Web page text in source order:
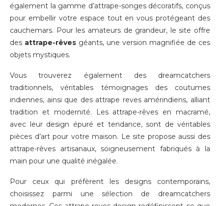
également la gamme d’attrape-songes décoratifs, conçus
pour embellir votre espace tout en vous protégeant des
cauchemars. Pour les amateurs de grandeur, le site offre
des attrape-rêves géants, une version magnifiée de ces
objets mystiques.
Vous trouverez également des dreamcatchers
traditionnels, véritables témoignages des coutumes
indiennes, ainsi que des attrape reves amérindiens, alliant
tradition et modernité. Les attrape-rêves en macramé,
avec leur design épuré et tendance, sont de véritables
pièces d’art pour votre maison. Le site propose aussi des
attrape-rêves artisanaux, soigneusement fabriqués à la
main pour une qualité inégalée.
Pour ceux qui préfèrent les designs contemporains,
choisissez parmi une sélection de dreamcatchers